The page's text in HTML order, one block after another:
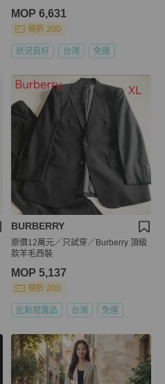
MOP 6,631
現折 200
狀況良好 台灣 免運
BURBERRY
原價12萬元／只試穿／Burberry 頂級
款羊毛西裝
MOP 5,137
現折 200
近新閒置品 台灣 免運